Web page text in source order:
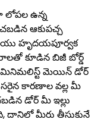
లోపల ఉన్న
ఆకుపచ్చ
హృదయపూర్వక
కూడిన బిజీ బోర్డ్
మెయిన్ డోర్
కారణాల వల్ల మీ
డోర్ మీ ఇల్లు
దానిలో మీరు తీసుకునే